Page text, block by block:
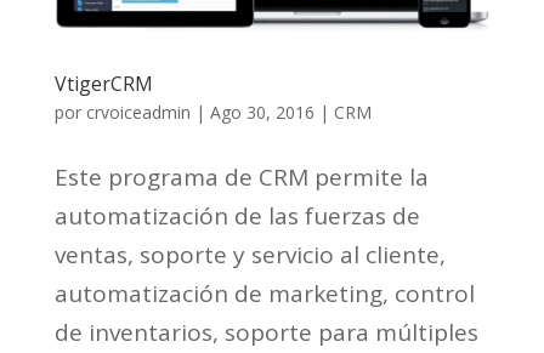
VtigerCRM
por crvoiceadmin | Ago 30, 2016 | CRM
Este programa de CRM permite la
automatización de las fuerzas de
ventas, soporte y servicio al cliente,
automatización de marketing, control
de inventarios, soporte para múltiples